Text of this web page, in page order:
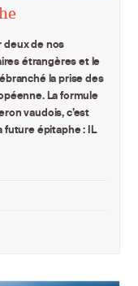
deux de nos
étrangères et le
la prise des
La formule
vaudois, c’est
épitaphe : IL